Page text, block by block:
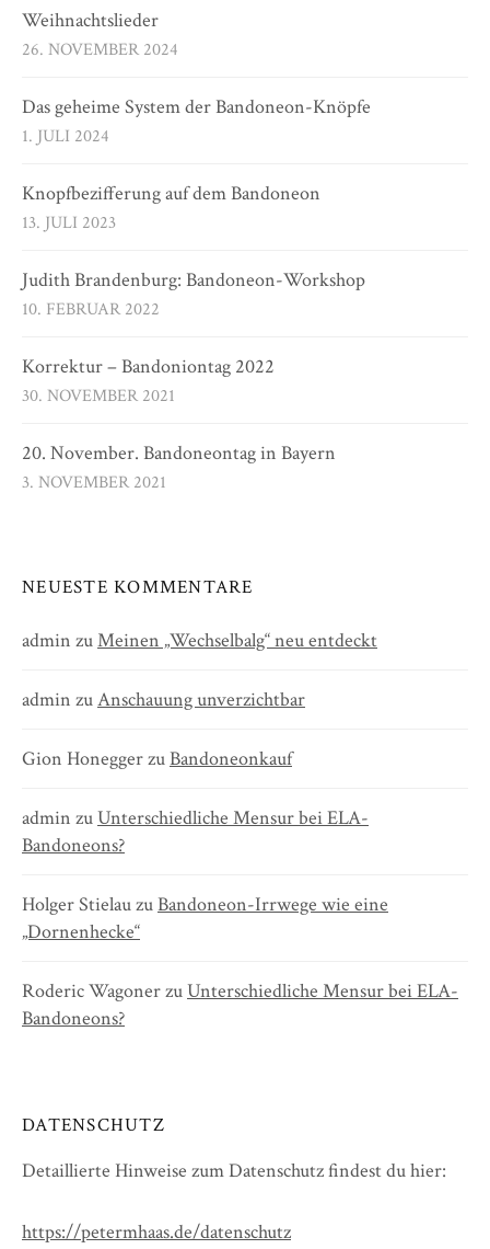
Weihnachtslieder
26. NOVEMBER 2024
Das geheime System der Bandoneon-Knöpfe
1. JULI 2024
Knopfbezifferung auf dem Bandoneon
13. JULI 2023
Judith Brandenburg: Bandoneon-Workshop
10. FEBRUAR 2022
Korrektur – Bandoniontag 2022
30. NOVEMBER 2021
20. November. Bandoneontag in Bayern
3. NOVEMBER 2021
NEUESTE KOMMENTARE
admin zuMeinen „Wechselbalg“ neu entdeckt
admin zuAnschauung unverzichtbar
Gion HoneggerzuBandoneonkauf
admin zuUnterschiedliche Mensur bei ELA-
Bandoneons?
Holger StielauzuBandoneon-Irrwege wie eine
„Dornenhecke“
Roderic WagonerzuUnterschiedliche Mensur bei ELA-
Bandoneons?
DATENSCHUTZ
Detaillierte Hinweise zum Datenschutz findest du hier:
https://petermhaas.de/datenschutz